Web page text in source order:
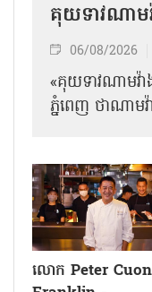
គុយទាវណាម
06/08/2026
«គុយទាវណាមវ៉
ភ្នំពេញ ថាណាម​វ៉
លោក Peter